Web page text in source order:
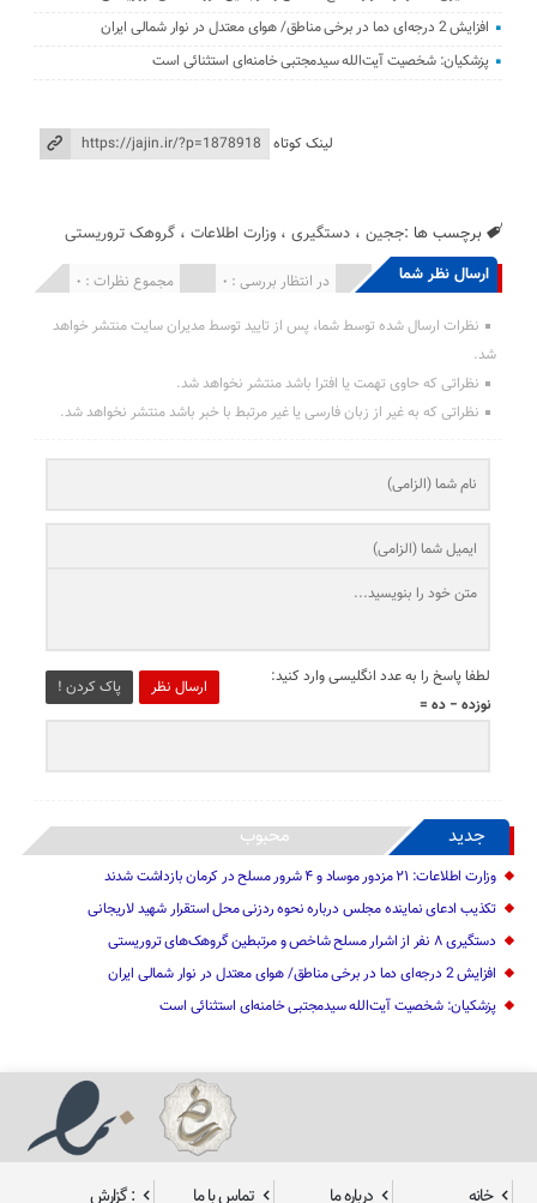
افزایش 2 درجه‌ای دما در برخی مناطق/ هوای معتدل در نوار شمالی ایران
پزشکیان: شخصیت آیت‌الله سیدمجتبی خامنه‌ای استثنائی است
لینک کوتاه
برچسب ها :ججین ،دستگیری ،وزارت اطلاعات ،گروهک تروریستی
ارسال نظر شما مجموع نظرات : 0 در انتظار بررسی : 0 انتشار یافته : 0
نظرات ارسال شده توسط شما، پس از تایید توسط مدیران سایت منتشر خواهد
شد.
نظراتی که حاوی تهمت یا افترا باشد منتشر نخواهد شد.
نظراتی که به غیر از زبان فارسی یا غیر مرتبط با خبر باشد منتشر نخواهد شد.
ارسال نظر پاک کردن !
لطفا پاسخ را به عدد انگلیسی وارد کنید:
نوزده − ده =
جدید محبوب
وزارت اطلاعات: ۲۱ مزدور موساد و ۴ شرور مسلح در کرمان بازداشت شدند
تکذیب ادعای نماینده مجلس درباره نحوه ردزنی محل استقرار شهید لاریجانی
دستگیری ۸ نفر از اشرار مسلح شاخص و مرتبطین گروهک‌های تروریستی
افزایش 2 درجه‌ای دما در برخی مناطق/ هوای معتدل در نوار شمالی ایران
پزشکیان: شخصیت آیت‌الله سیدمجتبی خامنه‌ای استثنائی است
خانه درباره ما تماس با ما : گزارش